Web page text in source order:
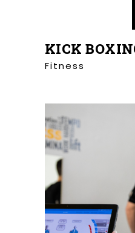
KICK
Fitness